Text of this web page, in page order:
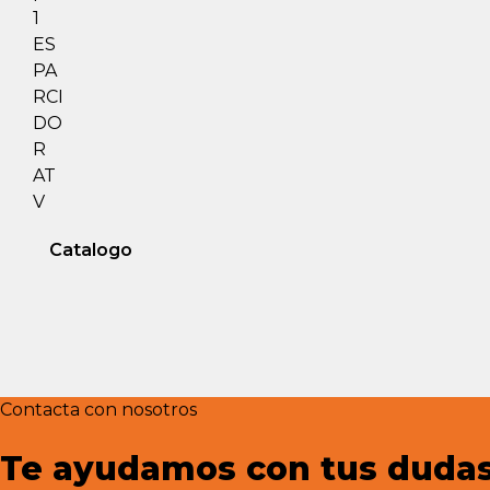
Catalogo
Contacta con nosotros
Te ayudamos con tus